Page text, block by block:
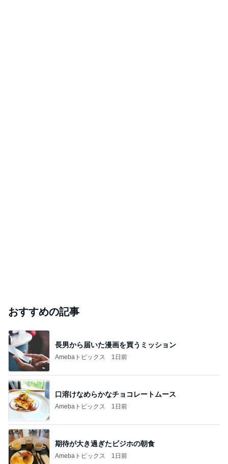
おすすめの記事
長男から届いた漫画を買うミッション
Amebaトピックス 1日前
口溶けなめらかなチョコレートムース
Amebaトピックス 1日前
期待が大き過ぎたビジホの朝食
Amebaトピックス 1日前